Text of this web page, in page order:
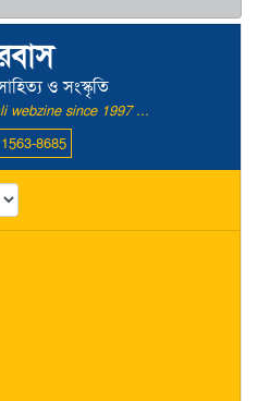
ও সংস্কৃতি
webzine since 1997 ...
8685